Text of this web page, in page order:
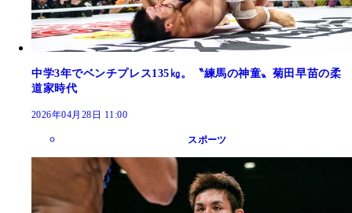
中学3年でベンチプレス135㎏。〝練馬の神童〟菊田早苗の柔
道家時代
2026年04月28日 11:00
スポーツ